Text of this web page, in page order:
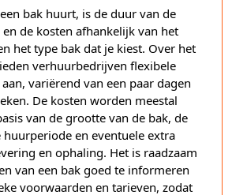
bak huurt, is de duur van de
de kosten afhankelijk van het
het type bak dat je kiest. Over het
verhuurbedrijven flexibele
variërend van een paar dagen
De kosten worden meestal
van de grootte van de bak, de
en eventuele extra
en ophaling. Het is raadzaam
van een bak goed te informeren
voorwaarden en tarieven, zodat